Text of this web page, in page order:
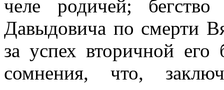
челе родичей;
Давыдовича по смерти
за успех вторичной
сомнения, что,